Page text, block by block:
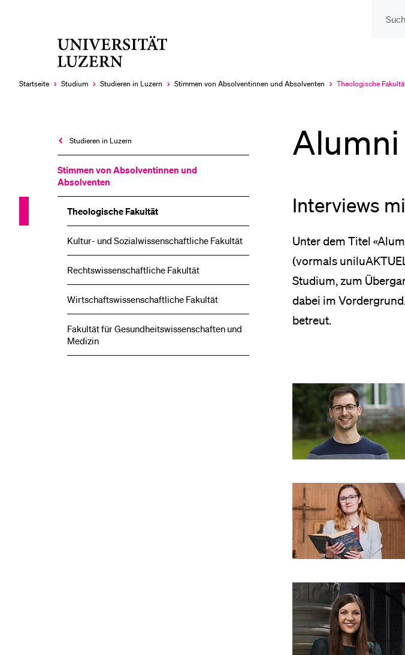
Startseite Studium Studieren in Luzern Stimmen von Absolventinnen und Absolventen
Aktuell
Theologische
Studieren in Luzern
Stimmen von Absolventinnen und
Absolventen
Theologische Fakultät
Kultur- und Sozial­wissenschaftliche Fakultät
Rechts­wissenschaftliche Fakultät
Wirtschafts­wissenschaftliche Fakultät
Fakultät für Gesundheits­wissenschaften und
Medizin
Alumni
Interviews
Unter dem Titel
(vormals
Studium, zum
dabei im
betreut.
LETZTE SUCHEN
Alumni
Förderer